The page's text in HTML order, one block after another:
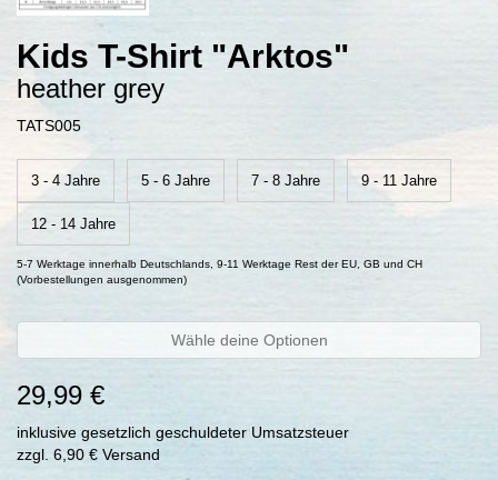
Kids T-Shirt "Arktos"
heather grey
TATS005
3 - 4 Jahre 5 - 6 Jahre 7 - 8 Jahre 9 - 11 Jahre
12 - 14 Jahre
5-7 Werktage innerhalb Deutschlands, 9-11 Werktage Rest der EU, GB und CH
(Vorbestellungen ausgenommen)
Wähle deine Optionen
29,99 €
inklusive gesetzlich geschuldeter Umsatzsteuer
zzgl. 6,90 € Versand